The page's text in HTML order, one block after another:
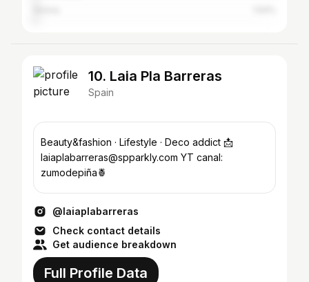
10. Laia Pla Barreras
Spain
Beauty&fashion · Lifestyle · Deco addict 📩
laiaplabarreras@spparkly.com YT canal:
zumodepiña🍍
@laiaplabarreras
Check contact details
Get audience breakdown
Full Profile Data